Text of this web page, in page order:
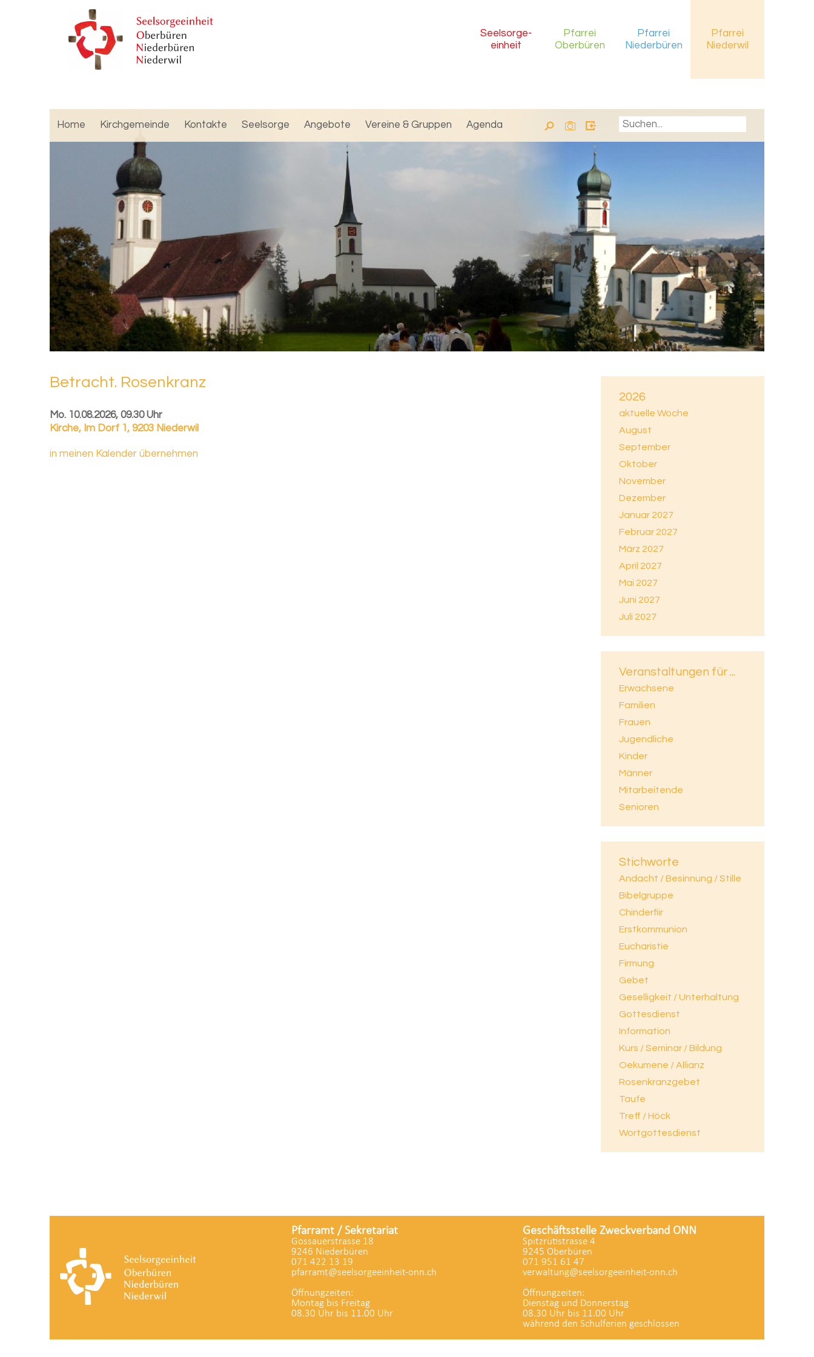
Seelsorge-
einheit
Pfarrei
Oberbüren
Pfarrei
Niederbüren
Pfarrei
Niederwil
Home Kirchgemeinde Kontakte Seelsorge Angebote Vereine & Gruppen Agenda
2026
aktuelle Woche
August
September
Oktober
November
Dezember
Januar 2027
Februar 2027
März 2027
April 2027
Mai 2027
Juni 2027
Juli 2027
Veranstaltungen für ...
Erwachsene
Familien
Frauen
Jugendliche
Kinder
Männer
Mitarbeitende
Senioren
Stichworte
Andacht / Besinnung / Stille
Bibelgruppe
Chinderfiir
Erstkommunion
Eucharistie
Firmung
Gebet
Geselligkeit / Unterhaltung
Gottesdienst
Information
Kurs / Seminar / Bildung
Oekumene / Allianz
Rosenkranzgebet
Taufe
Treff / Höck
Wortgottesdienst
Be­tracht. Ro­sen­kranz
Mo. 10.08.2026, 09.30 Uhr
Kirche, Im Dorf 1, 9203 Niederwil
in meinen Kalender übernehmen
Pfarramt / Sekretariat
Gossauerstrasse 18
9246 Niederbüren
071 422 13 19
pfarramt@seelsorgeeinheit-onn.ch
Öffnungzeiten:
Montag bis Freitag
08.30 Uhr bis 11.00 Uhr
Geschäftsstelle Zweckverband ONN
Spitzrütistrasse 4
9245 Oberbüren
071 951 61 47
verwaltung@seelsorgeeinheit-onn.ch
Öffnungzeiten:
Dienstag und Donnerstag
08.30 Uhr bis 11.00 Uhr
während den Schulferien geschlossen